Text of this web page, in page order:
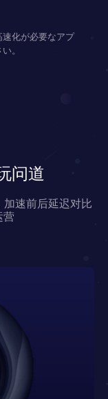
化が必要なアプ
。
问道
速前后延迟对比
营